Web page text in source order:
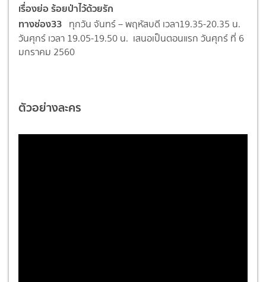
เรื่องย่อร้อยป่าไว้ด้วยรัก
ทางช่อง33 ทุกวัน จันทร์ – พฤหัสบดี เวลา19.35-20.35 น.
วันศุกร์ เวลา 19.05-19.50 น. เสนอเป็นตอนแรก วันศุกร์ ที่ 6
มกราคม 2560
ตัวอย่างละคร